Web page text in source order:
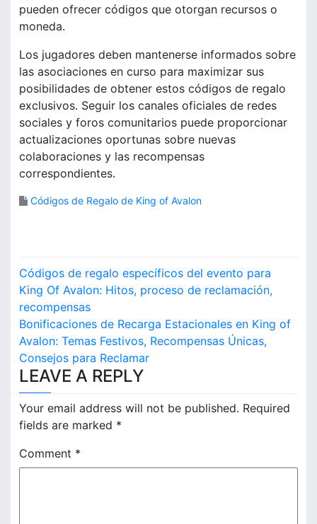
pueden ofrecer códigos que otorgan recursos o
moneda.
Los jugadores deben mantenerse informados sobre
las asociaciones en curso para maximizar sus
posibilidades de obtener estos códigos de regalo
exclusivos. Seguir los canales oficiales de redes
sociales y foros comunitarios puede proporcionar
actualizaciones oportunas sobre nuevas
colaboraciones y las recompensas
correspondientes.
Códigos de Regalo de King of Avalon
P
o
s
t
n
a
v
i
Códigos de regalo específicos del evento para
King Of Avalon: Hitos, proceso de reclamación,
recompensas
Bonificaciones de Recarga Estacionales en King of
Avalon: Temas Festivos, Recompensas Únicas,
Consejos para Reclamar
LEAVE A REPLY
Your email address will not be published. Required
fields are marked *
Comment *